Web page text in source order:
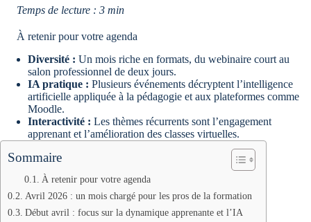
Temps de lecture : 3 min
À retenir pour votre agenda
Diversité : Un mois riche en formats, du webinaire court au
salon professionnel de deux jours.
IA pratique : Plusieurs événements décryptent l’intelligence
artificielle appliquée à la pédagogie et aux plateformes comme
Moodle.
Interactivité : Les thèmes récurrents sont l’engagement
apprenant et l’amélioration des classes virtuelles.
Sommaire
À retenir pour votre agenda
Avril 2026 : un mois chargé pour les pros de la formation
Début avril : focus sur la dynamique apprenante et l’IA